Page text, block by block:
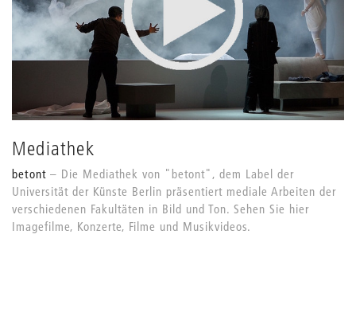
Mediathek
betont
Die Mediathek von "betont", dem Label der
Universität der Künste Berlin präsentiert mediale Arbeiten der
verschiedenen Fakultäten in Bild und Ton. Sehen Sie hier
Imagefilme, Konzerte, Filme und Musikvideos.